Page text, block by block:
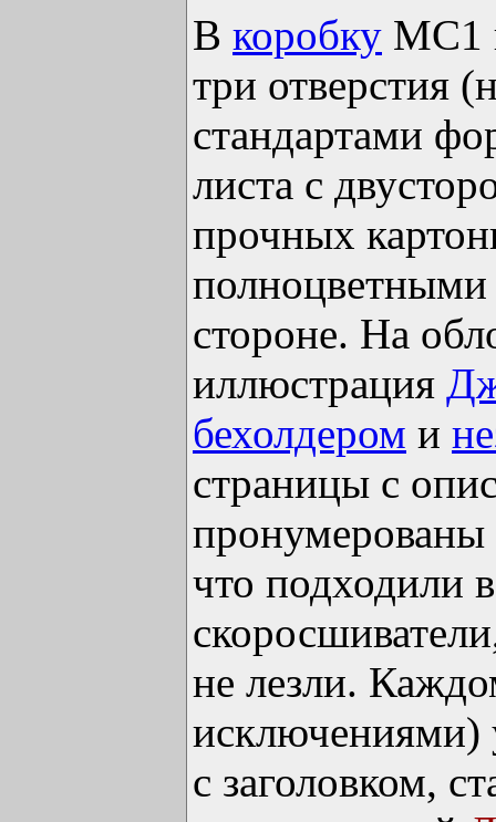
В коробку MC1
три отверстия
стандартами
листа с
прочных
стороне. На
иллюстрация
бехолдером и
страницы с
пронумерованы
что подходили
не лезли.
исключениями)
с заголовком,